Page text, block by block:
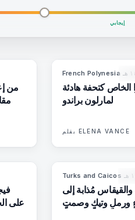
إيجابي
من
French Polynesia
الخاص كتحفة هادئة
لمارلون براندو
بقلم ELENA VANCE
على
Turks and Caicos
والقيقاس مُذابة إلى
ورملٍ وتيكٍ وصمتٍ